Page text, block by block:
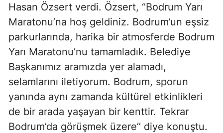
Hasan Özsert verdi. Özsert, ‘’Bodrum Yarı
Maratonu’na hoş geldiniz. Bodrum’un eşsiz
parkurlarında, harika bir atmosferde Bodrum
Yarı Maratonu’nu tamamladık. Belediye
Başkanımız aramızda yer alamadı,
selamlarını iletiyorum. Bodrum, sporun
yanında aynı zamanda kültürel etkinlikleri
de bir arada yaşayan bir kenttir. Tekrar
Bodrum’da görüşmek üzere’’ diye konuştu.